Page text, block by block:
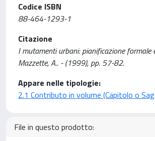
Codice ISBN
88-464-1293-1
Citazione
I mutamenti urbani: pianificazione formale
Mazzette, A.. - (1999), pp. 57-82.
Appare nelle tipologie:
2.1 Contributo in volume (Capitolo o
File in questo prodotto: